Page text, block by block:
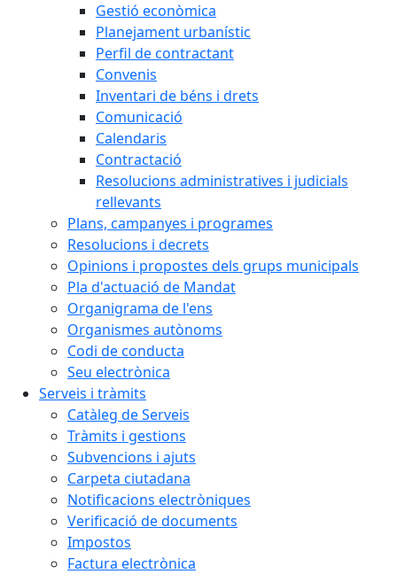
Gestió econòmica
Planejament urbanístic
Perfil de contractant
Convenis
Inventari de béns i drets
Comunicació
Calendaris
Contractació
Resolucions administratives i judicials
rellevants
Plans, campanyes i programes
Resolucions i decrets
Opinions i propostes dels grups municipals
Pla d'actuació de Mandat
Organigrama de l'ens
Organismes autònoms
Codi de conducta
Seu electrònica
Serveis i tràmits
Catàleg de Serveis
Tràmits i gestions
Subvencions i ajuts
Carpeta ciutadana
Notificacions electròniques
Verificació de documents
Impostos
Factura electrònica